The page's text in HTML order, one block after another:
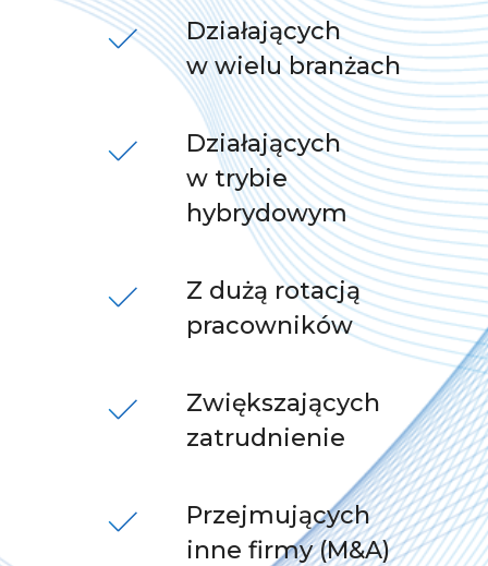
Działających
w wielu branżach
Działających
w trybie
hybrydowym
Z dużą rotacją
pracowników
Zwiększających
zatrudnienie
Przejmujących
inne firmy (M&A)